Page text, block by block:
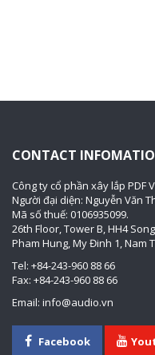
CONTACT
Công ty cổ phần xây lắp PDF
Người đại diện: Nguyễn Văn
Mã số thuế: 0106935099.
26th Floor, Tower B, HH4
Pham Hung, My Đinh 1, Nam
Tel: +84-243-960 88 66
Fax: +84-243-960 88 66
Email: info@audio.vn
Facebook